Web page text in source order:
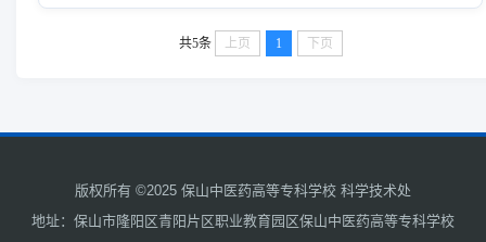
人：刘淑涵 邮箱：18288591674@...
共5条 上页 1 下页
版权所有 ©2025 保山中医药高等专科学校 科学技术处
地址：保山市隆阳区青阳片区职业教育园区保山中医药高等专科学校